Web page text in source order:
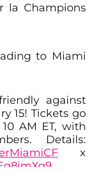
la Champions
to Miami
against
15! Tickets go
AM ET, with
Details:
x